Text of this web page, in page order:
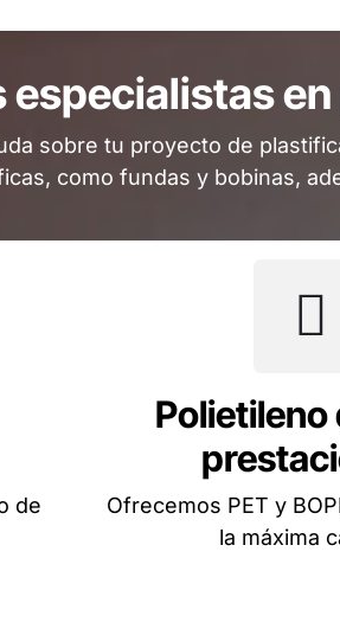
especialistas
sobre tu proyecto de
como fundas y bobinas,
de
Polietileno
Ofrecemos PET y
la máxima